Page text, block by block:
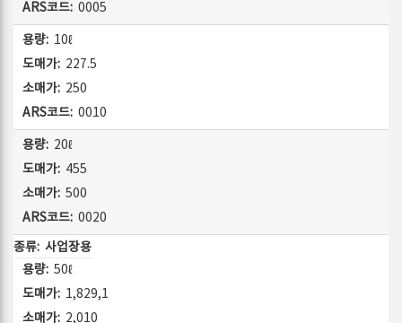
0005
10ℓ
227.5
250
0010
20ℓ
455
500
0020
사업장용
50ℓ
1,829,1
2,010